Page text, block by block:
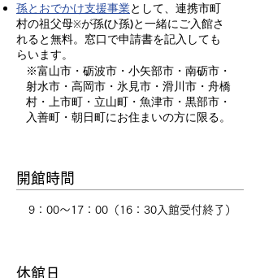
孫とおでかけ支援事業として、連携市町
村の祖父母※が孫(ひ孫)と一緒にご入館さ
れると無料。窓口で申請書を記入しても
らいます。
​※富山市・砺波市・小矢部市・南砺市・
射水市・高岡市・氷見市・滑川市・舟橋
村・上市町・立山町・魚津市・黒部市・
入善町・朝日町にお住まいの方に限る。
開館時間
9：00～17：00（16：30入館受付終了）
休館日